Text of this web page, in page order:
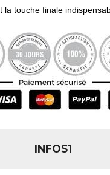
la touche finale
INFOS1